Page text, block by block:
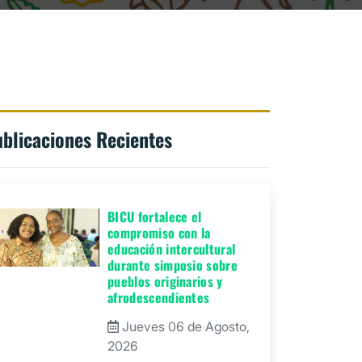
Recientes
BICU fortalece el
compromiso con la
educación intercultural
durante simposio sobre
pueblos originarios y
afrodescendientes
Jueves 06 de Agosto,
2026